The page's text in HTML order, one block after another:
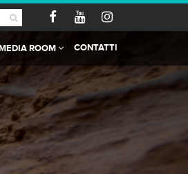
MEDIA ROOM CONTATTI